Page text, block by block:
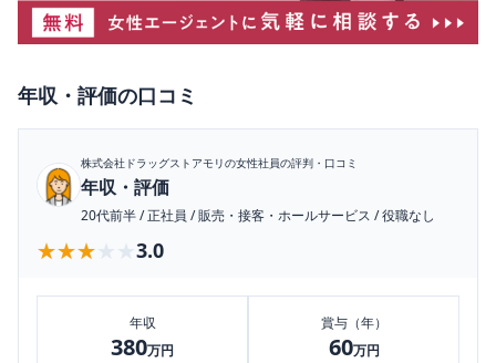
年収・評価の口コミ
株式会社ドラッグストアモリの女性社員の評判・口コミ
年収・評価
20代前半/正社員 /販売・接客・ホールサービス /役職なし
★★★★★
★★★★★ 3.0
年収
380万円
賞与（年）
60万円